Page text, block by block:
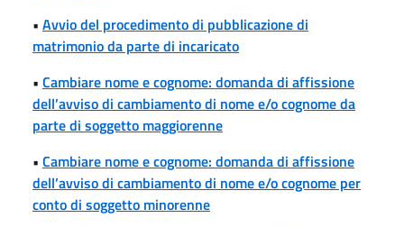
• Avvio del procedimento di pubblicazione di
matrimonio da parte di incaricato
• Cambiare nome e cognome: domanda di affissione
dell’avviso di cambiamento di nome e/o cognome da
parte di soggetto maggiorenne
• Cambiare nome e cognome: domanda di affissione
dell’avviso di cambiamento di nome e/o cognome per
conto di soggetto minorenne